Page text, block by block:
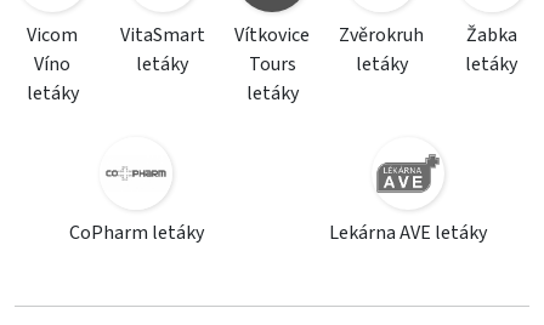
Vicom
Víno
letáky
VitaSmart
letáky
Vítkovice
Tours
letáky
Zvěrokruh
letáky
Žabka
letáky
CoPharm letáky Lekárna AVE letáky